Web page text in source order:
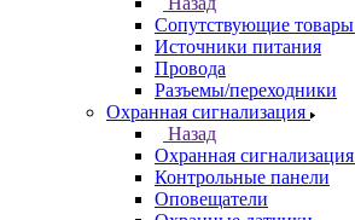
Сопутствующие товары
Источники питания
Провода
Разъемы/переходники
Охранная сигнализация
Назад
Охранная сигнализация
Контрольные панели
Оповещатели